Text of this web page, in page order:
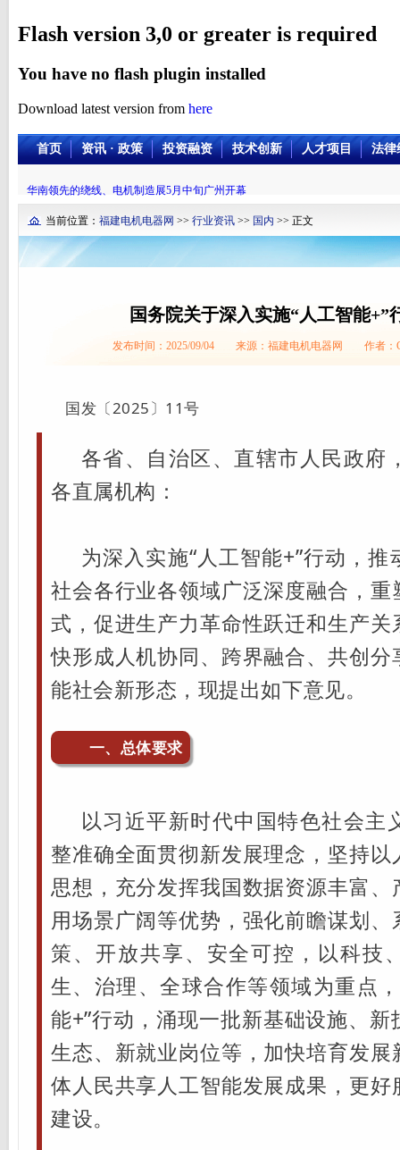
Flash version 3,0 or greater is required
You have no flash plugin installed
Download latest version from here
首页 资讯 · 政策 投资融资 技术创新 人才项目 法律
华南领先的绕线、电机制造展5月中旬广州开幕
当前位置： 福建电机电器网 >> 行业资讯 >> 国内 >> 正文
国务院关于深入实施“人工智能+”
发布时间：2025/09/04 来源：福建电机电器网 作
国发〔2025〕11号
各省、自治区、直辖市人民政府
各直属机构：
为深入实施“人工智能+”行动，
社会各行业各领域广泛深度融合，
式，促进生产力革命性跃迁和生产
快形成人机协同、跨界融合、共创
能社会新形态，现提出如下意见。
一、总体要求
以习近平新时代中国特色社会主
整准确全面贯彻新发展理念，坚持
思想，充分发挥我国数据资源丰富
用场景广阔等优势，强化前瞻谋划
策、开放共享、安全可控，以科技
生、治理、全球合作等领域为重点
能+”行动，涌现一批新基础设施、
生态、新就业岗位等，加快培育发
体人民共享人工智能发展成果，更
建设。